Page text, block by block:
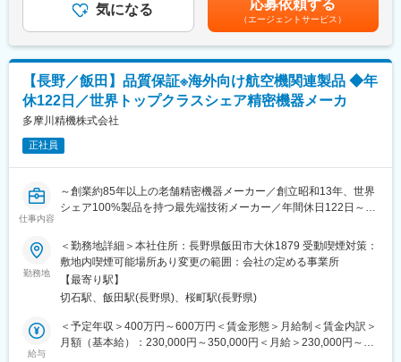
います）
■当社について：
電子部品用接点材料（コネクター）に、金・ニッケルなどのめっ
き加工を行っています。現在の主力製品は、スマートフォンやタ
ブレット端末のコネクターへのめっき加工。世界最先端のめっき
加工技術を追求しています。
めっき業界では有数の規模であり、横浜、いわき（2工場）、松本
に製造拠点を持っています。会社全体の平均年齢は34歳と若手が
変更の範囲：会社の定める業務
ていただくこと。
・組織の目標達成に向けて中心的な役割を担っていただくこと。
【プライム市場上場／無借金経営の財務基盤】
高い製品力とブランド力で高い利益率を誇り建機メーカーでは
No.1クラスの利益率を誇ります。当社は顧客だけでなく社員から
も選ばれる会社であり続けています。残業の抑制はさることなが
ら、育児、介護などのライフイベントに合わせた時短勤務も多様
なシフトを用意しており柔軟な労働が可能です。
【圧倒的な成長性／2025年2月期売上目標2,400億円】
パワーアップ、スピードアップ、スケールアップで売上 1,000億
円アップにチャレンジします。（当社中期経営計画)
◇ パワーアップ：人的資本に投資し、一人ひとりの力を最大限に
◇ スピードアップ：電動化や自動化など変革期を迎える建機市場
に対し、製品開発を加速させます。
◇ スケールアップ：事業拡大を見据え、生産能力の増強及び販売
網の拡充に取り組みます。
変更の範囲：会社の定める業務
考を通じて上下する可能性があります。月給(月額)は固定手当を含
めた表記です。
気になる 応募依頼する
（エージェントサービス）
【長野／飯田】品質保証※海外向け航空機関連製品 ◆年
休122日／世界トップクラスシェア精密機器メーカ
多摩川精機株式会社
正社員
仕事内容
～創業約85年以上の老舗精密機器メーカー／創立昭和13年、世界
シェア100%製品を持つ最先端技術メーカー／年間休日122日～
■募集背景：
高精度な位置・角度制御技術を強みとし、産業機械、航空宇宙・
次世代自動車等の幅広い分野で、世界最先端のニーズに応える製
品を提供している当社。技術開発力と強みとしており、ハイブリ
ッドカー搭載の角度センサや電車用速度・車高センサ等、世界で
もトップクラスのシェア率を誇る製品を数多く生み出していま
す。そんな当社にて組織体制強化のための増員採用になります。
勤務地
＜勤務地詳細＞本社住所：長野県飯田市大休1879 受動喫煙対策：
敷地内喫煙可能場所あり変更の範囲：会社の定める事業所
【最寄り駅】
切石駅、飯田駅(長野県)、桜町駅(長野県)
給与
＜予定年収＞400万円～600万円＜賃金形態＞月給制＜賃金内訳＞
月額（基本給）：230,000円～350,000円＜月給＞230,000円～